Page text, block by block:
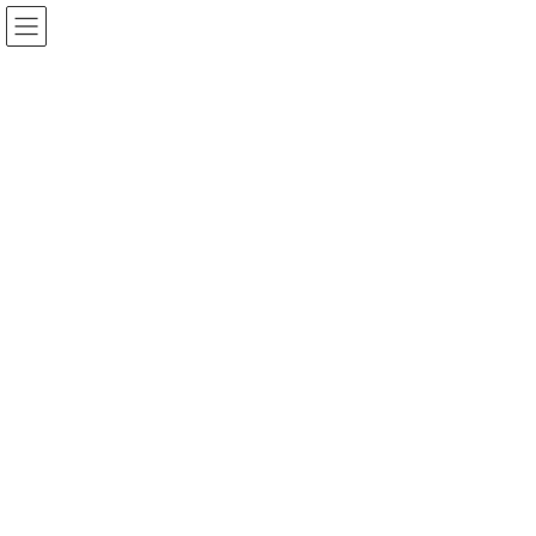
コ
ン
ナ
ビ